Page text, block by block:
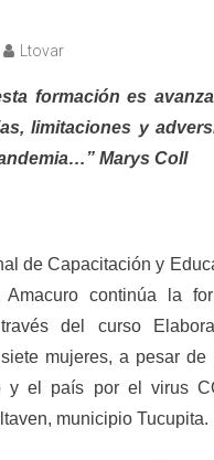
Ltovar
formación es
limitaciones y
Marys Coll
de Capacitación y
Amacuro continúa la
del curso
sietemujeres, a pesar de
y el país por el virus
municipio Tucupita.